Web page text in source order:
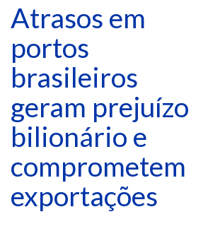
Atrasos em
portos
brasileiros
geram prejuízo
bilionário e
comprometem
exportações